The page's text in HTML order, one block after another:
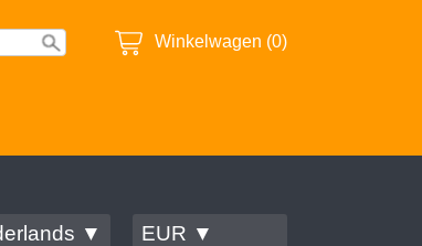
Winkelwagen (0)
▼
EUR ▼